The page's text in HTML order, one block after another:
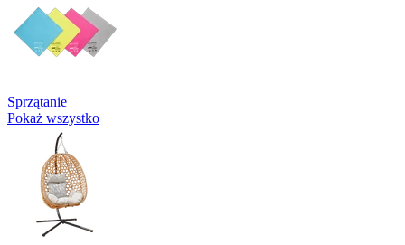
Sprzątanie
Pokaż wszystko